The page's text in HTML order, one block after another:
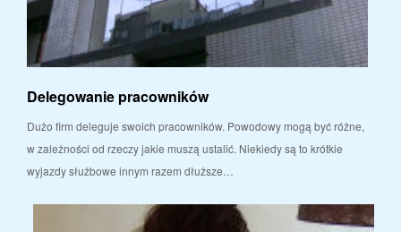
Delegowanie pracowników
Dużo firm deleguje swoich pracowników. Powodowy mogą być różne,
w zależności od rzeczy jakie muszą ustalić. Niekiedy są to krótkie
wyjazdy służbowe innym razem dłuższe…